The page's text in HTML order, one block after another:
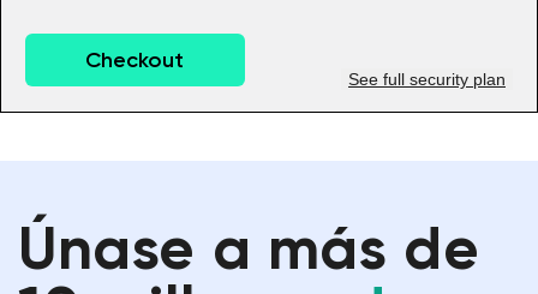
Checkout
See full security plan
Únase a más de